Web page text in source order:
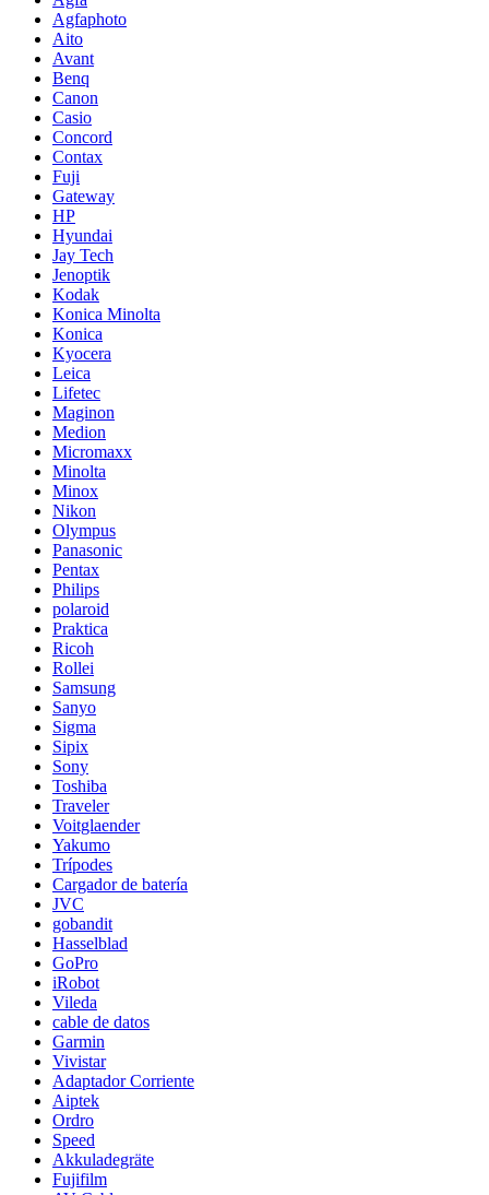
Agfaphoto
Aito
Avant
Benq
Canon
Casio
Concord
Contax
Fuji
Gateway
HP
Hyundai
Jay Tech
Jenoptik
Kodak
Konica Minolta
Konica
Kyocera
Leica
Lifetec
Maginon
Medion
Micromaxx
Minolta
Minox
Nikon
Olympus
Panasonic
Pentax
Philips
polaroid
Praktica
Ricoh
Rollei
Samsung
Sanyo
Sigma
Sipix
Sony
Toshiba
Traveler
Voitglaender
Yakumo
Trípodes
Cargador de batería
JVC
gobandit
Hasselblad
GoPro
iRobot
Vileda
cable de datos
Garmin
Vivistar
Adaptador Corriente
Aiptek
Ordro
Speed
Akkuladegräte
Fujifilm